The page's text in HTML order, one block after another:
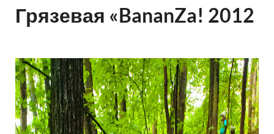
Грязевая «BananZa! 2012